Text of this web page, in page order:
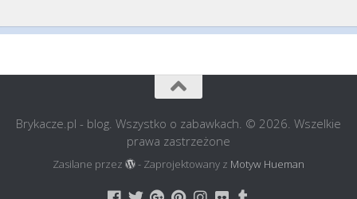
Brykacze.pl - blog. Wszystko o zabawkach. © 2026. Wszelkie
prawa zastrzeżone
Zasilane przez - Zaprojektowany z Motyw Hueman